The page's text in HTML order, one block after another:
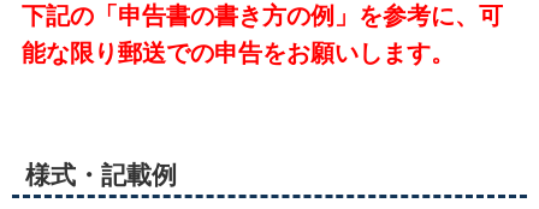
下記の「申告書の書き方の例」を参考に、可
能な限り郵送での申告をお願いします。
様式・記載例